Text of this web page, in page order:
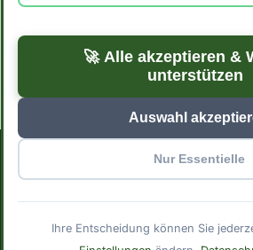
Zu den Rezepten →
ImpressumDatenschutzerklärung
© 2025 Mindful Meals. Mit
Ernährung.
🚀 Alle akzeptieren &
unterstützen
Auswahl
Nur Essentielle
Ihre Entscheidung können Sie